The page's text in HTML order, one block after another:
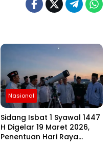
Nasional
Sidang Isbat 1 Syawal 1447
H Digelar 19 Maret 2026,
Penentuan Hari Raya